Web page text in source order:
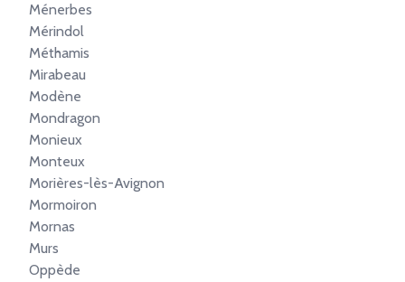
Ménerbes
Mérindol
Méthamis
Mirabeau
Modène
Mondragon
Monieux
Monteux
Morières-lès-Avignon
Mormoiron
Mornas
Murs
Oppède